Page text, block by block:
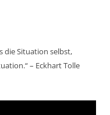
die Situation selbst,
– Eckhart Tolle